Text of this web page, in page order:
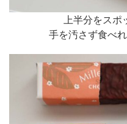
上半分をスポ
手を汚さず食べ